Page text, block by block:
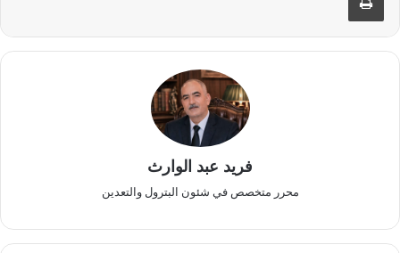
فريد عبد الوارث
محرر متخصص في شئون البترول والتعدين